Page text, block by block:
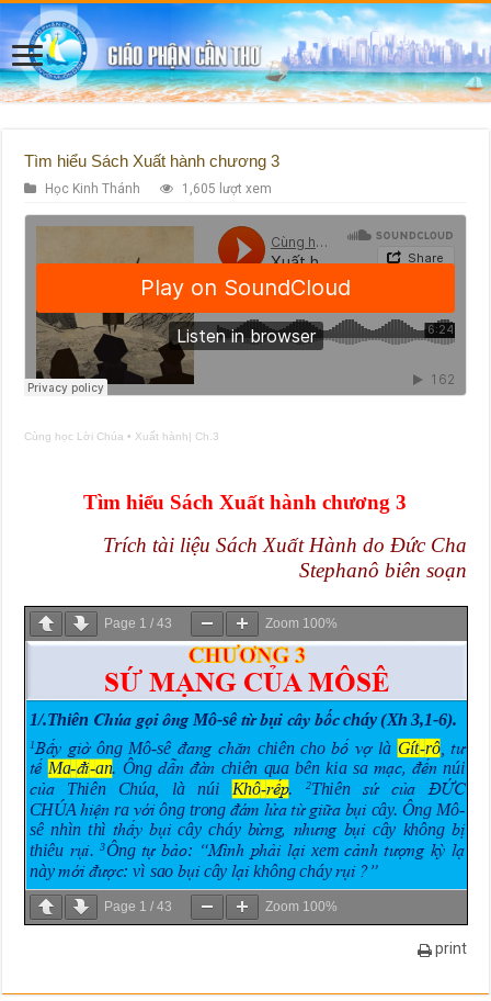
Tìm hiểu Sách Xuất hành chương 3
Học Kinh Thánh 1,605 lượt xem
Cùng học Lời Chúa • Xuất hành| Ch.3
Tìm hiểu Sách Xuất hành chương 3
Trích tài liệu Sách Xuất Hành do Đức Cha
Stephanô biên soạn
Page 1 /43 Zoom 100%
Page 1 /43 Zoom 100%
print